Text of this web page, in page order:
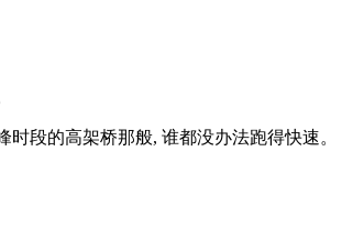
段的高架桥那般, 谁都没办法跑得快速。